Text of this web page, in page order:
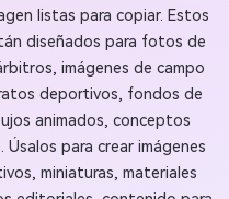
listas para copiar. Estos
diseñados para fotos de
imágenes de campo
deportivos, fondos de
animados, conceptos
para crear imágenes
miniaturas, materiales